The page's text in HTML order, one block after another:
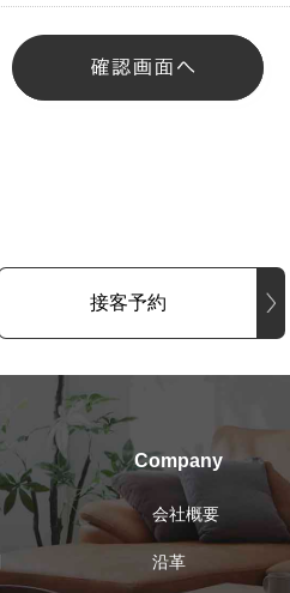
接客予約
Company
会社概要
沿革